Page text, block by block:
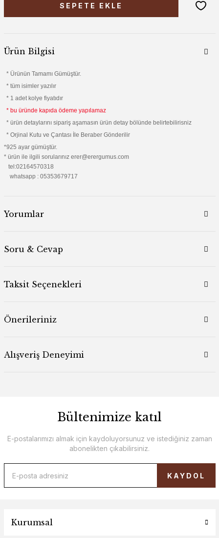
SEPETE EKLE
Ürün Bilgisi
* Ürünün Tamamı Gümüştür.
* tüm isimler yazılır
* 1 adet kolye fiyatıdır
* bu üründe kapıda ödeme yapılamaz
* ürün detaylarını sipariş aşamasın ürün detay bölünde belirtebilirisniz
* Orjinal Kutu ve Çantası İle Beraber Gönderilir
*925 ayar gümüştür.
* ürün ile ilgili sorularınız erer@erergumus.com
tel:02164570318
whatsapp : 05353679717
Yorumlar
Soru & Cevap
Taksit Seçenekleri
Önerileriniz
Alışveriş Deneyimi
Bültenimize katıl
E-postalarımızı almak için kaydoluyorsunuz ve istediğiniz zaman
abonelikten çıkabilirsiniz.
KAYDOL
Kurumsal